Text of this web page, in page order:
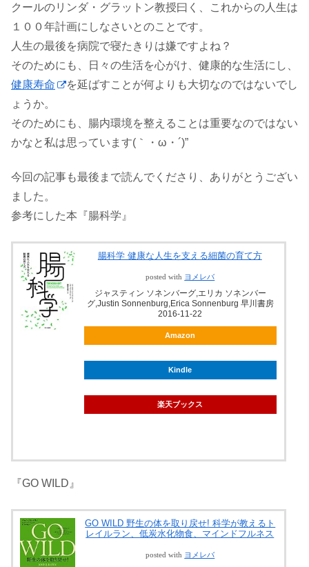
クールのリンダ・グラットン教授曰く、これからの人生は
１００年計画にしなさいとのことです。
人生の最後を病院で寝たきりは嫌ですよね？
そのためにも、日々の生活を心がけ、健康的な生活にし、
健康寿命
を延ばすことが何よりも大切なのではないでし
ょうか。
そのためにも、腸内環境を整えることは重要なのではない
かなと私は思っています(｀・ω・´)”
今回の記事も最後まで読んでくださり、ありがとうござい
ました。
参考にした本『腸科学』
腸科学 健康な人生を支える細菌の育て方
posted with ヨメレバ
ジャスティン ソネンバーグ,エリカ ソネンバー
グ,Justin Sonnenburg,Erica Sonnenburg 早川書房
2016-11-22
Amazon
Kindle
楽天ブックス
『GO WILD』
GO WILD 野生の体を取り戻せ! 科学が教えるト
レイルラン、低炭水化物食、マインドフルネス
posted with ヨメレバ